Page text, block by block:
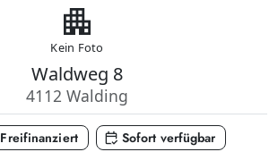
apartment
Kein Foto
Waldweg 8
4112 Walding
Freifinanziert calendar_check Sofort verfügbar